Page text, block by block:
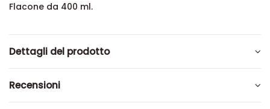
Flacone da 400 ml.
Dettagli del prodotto
Recensioni